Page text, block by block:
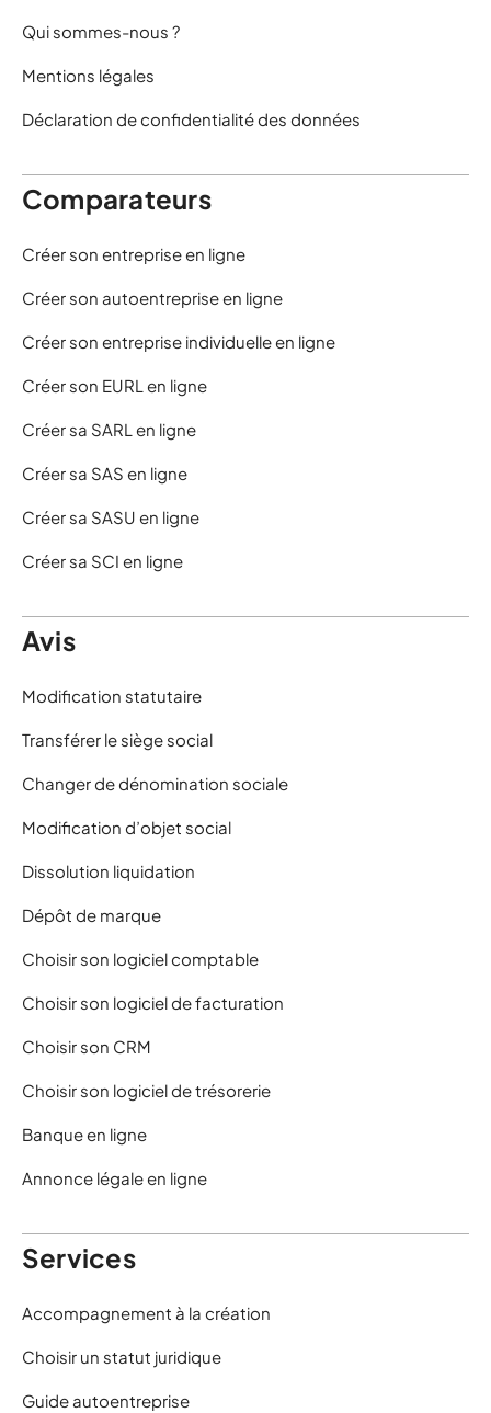
Qui sommes-nous ?
Mentions légales
Déclaration de confidentialité des données
Comparateurs
Créer son entreprise en ligne
Créer son autoentreprise en ligne
Créer son entreprise individuelle en ligne
Créer son EURL en ligne
Créer sa SARL en ligne
Créer sa SAS en ligne
Créer sa SASU en ligne
Créer sa SCI en ligne
Avis
Modification statutaire
Transférer le siège social
Changer de dénomination sociale
Modification d’objet social
Dissolution liquidation
Dépôt de marque
Choisir son logiciel comptable
Choisir son logiciel de facturation
Choisir son CRM
Choisir son logiciel de trésorerie
Banque en ligne
Annonce légale en ligne
Services
Accompagnement à la création
Choisir un statut juridique
Guide autoentreprise